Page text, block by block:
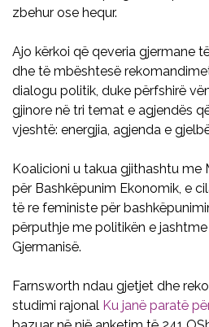
zbehur ose hequr.
Ajo kërkoi që qeveria gjermane
dhe të mbështesë
dialogu politik, duke përfshirë
gjinore në tri temat e agjendës
vjeshtë: energjia, agjenda e
Koalicioni u takua gjithashtu me
për Bashkëpunim Ekonomik, e
të re feministe për
përputhje me politikën e
Gjermanisë.
Farnsworth ndau gjetjet dhe
studimi rajonal Ku janë paratë